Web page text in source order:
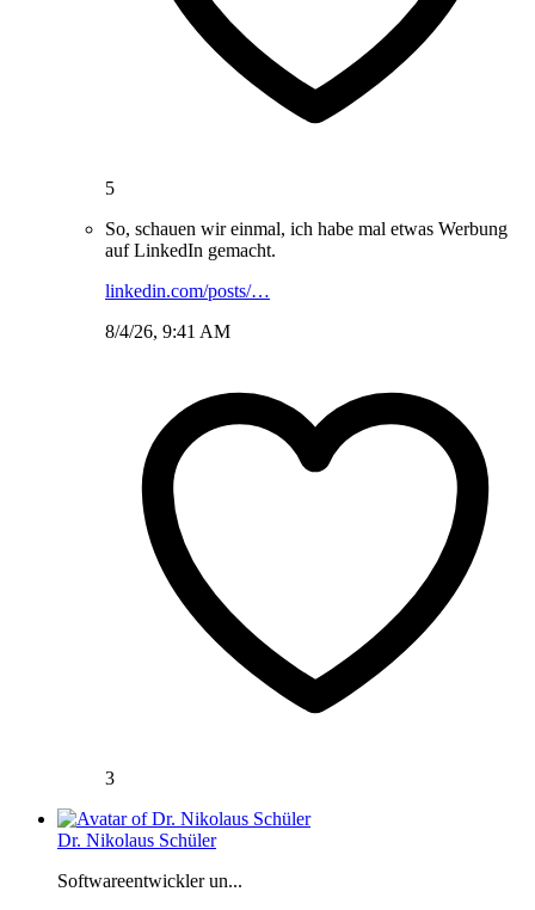
5
So, schauen wir einmal, ich habe mal etwas Werbung
auf LinkedIn gemacht.
linkedin.com/posts/…
8/4/26, 9:41 AM
3
Dr. Nikolaus Schüler
Softwareentwickler un...